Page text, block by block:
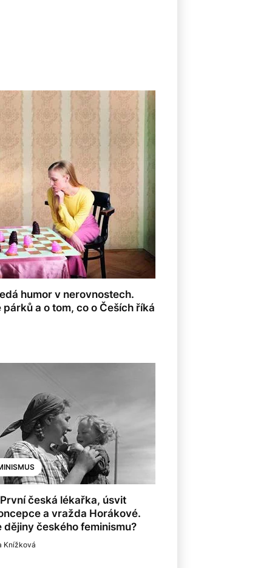
humor v nerovnostech.
a o tom, co o Češích říká
česká lékařka, úsvit
a vražda Horákové.
dějiny českého feminismu?
Knížková